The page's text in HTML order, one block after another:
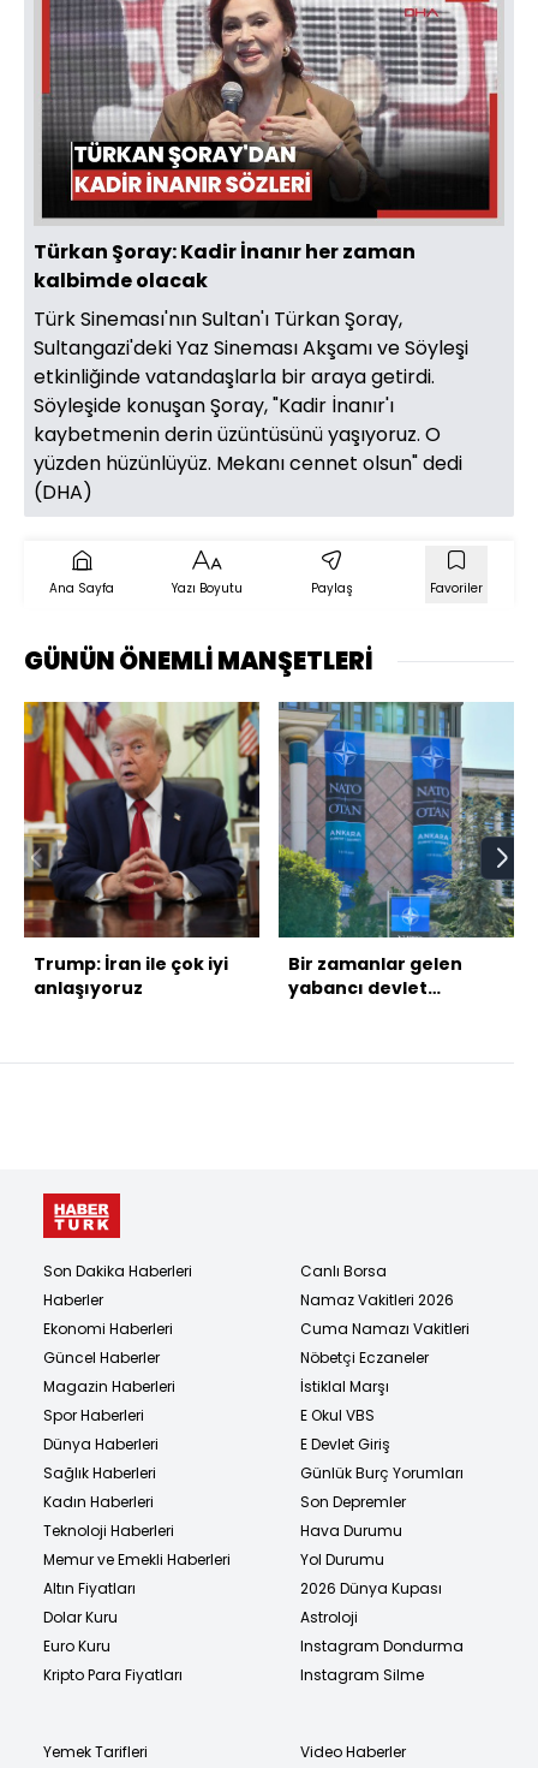
Türkan Şoray: Kadir İnanır her zaman
kalbimde olacak
Türk Sineması'nın Sultan'ı Türkan Şoray,
Sultangazi'deki Yaz Sineması Akşamı ve Söyleşi
etkinliğinde vatandaşlarla bir araya getirdi.
Söyleşide konuşan Şoray, "Kadir İnanır'ı
kaybetmenin derin üzüntüsünü yaşıyoruz. O
yüzden hüzünlüyüz. Mekanı cennet olsun" dedi
(DHA)
Ana Sayfa Yazı Boyutu Paylaş Favoriler
GÜNÜN ÖNEMLİ MANŞETLERİ
Trump: İran ile çok iyi
anlaşıyoruz
Bir zamanlar gelen
yabancı devlet
Türkiye, NATO
Son Dakika Haberleri
Haberler
Ekonomi Haberleri
Güncel Haberler
Magazin Haberleri
Spor Haberleri
Dünya Haberleri
Sağlık Haberleri
Kadın Haberleri
Teknoloji Haberleri
Memur ve Emekli Haberleri
Altın Fiyatları
Dolar Kuru
Euro Kuru
Kripto Para Fiyatları
Canlı Borsa
Namaz Vakitleri 2026
Cuma Namazı Vakitleri
Nöbetçi Eczaneler
İstiklal Marşı
E Okul VBS
E Devlet Giriş
Günlük Burç Yorumları
Son Depremler
Hava Durumu
Yol Durumu
2026 Dünya Kupası
Astroloji
Instagram Dondurma
Instagram Silme
Yemek Tarifleri
Video Haberler